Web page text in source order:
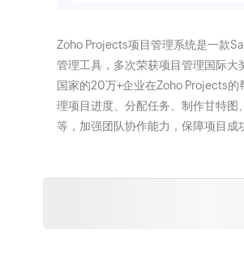
Zoho Projects项目管理系统是一款
管理工具，多次荣获项目管理国际大
国家的20万+企业在Zoho Projects的
理项目进度、分配任务、制作甘特图
等，加强团队协作能力，保障项目成